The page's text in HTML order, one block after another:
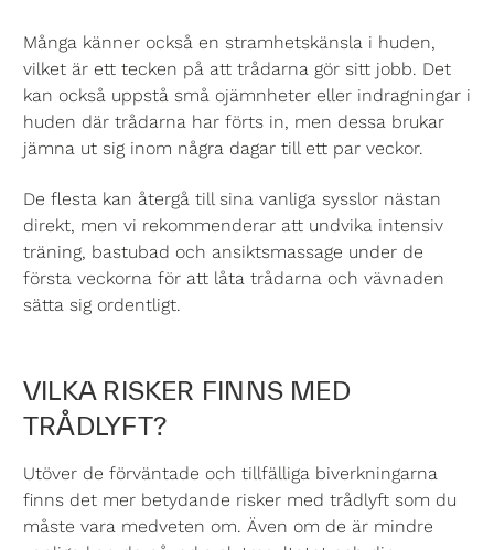
Många känner också en stramhetskänsla i huden,
vilket är ett tecken på att trådarna gör sitt jobb. Det
kan också uppstå små ojämnheter eller indragningar i
huden där trådarna har förts in, men dessa brukar
jämna ut sig inom några dagar till ett par veckor.
De flesta kan återgå till sina vanliga sysslor nästan
direkt, men vi rekommenderar att undvika intensiv
träning, bastubad och ansiktsmassage under de
första veckorna för att låta trådarna och vävnaden
sätta sig ordentligt.
VILKA RISKER FINNS MED
TRÅDLYFT?
Utöver de förväntade och tillfälliga biverkningarna
finns det mer betydande risker med trådlyft som du
måste vara medveten om. Även om de är mindre